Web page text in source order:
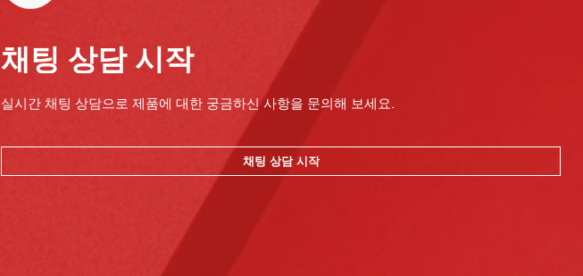
채팅 상담 시작
실시간 채팅 상담으로 제품에 대한 궁금하신 사항을 문의해 보세요.
채팅 상담 시작